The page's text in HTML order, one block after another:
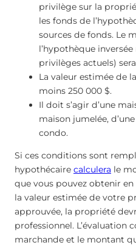
privilège sur la
les fonds de
sources de fonds. Le
l’hypothèque
privilèges actuels)
La valeur estimée de
moins 250 000 $.
Il doit s’agir d’une
maison jumelée,
condo.
Si ces conditions sont
hypothécaire calculera le
que vous pouvez obtenir
la valeur estimée de votre
approuvée, la propriété
professionnel. L’évaluation
marchande et le montant